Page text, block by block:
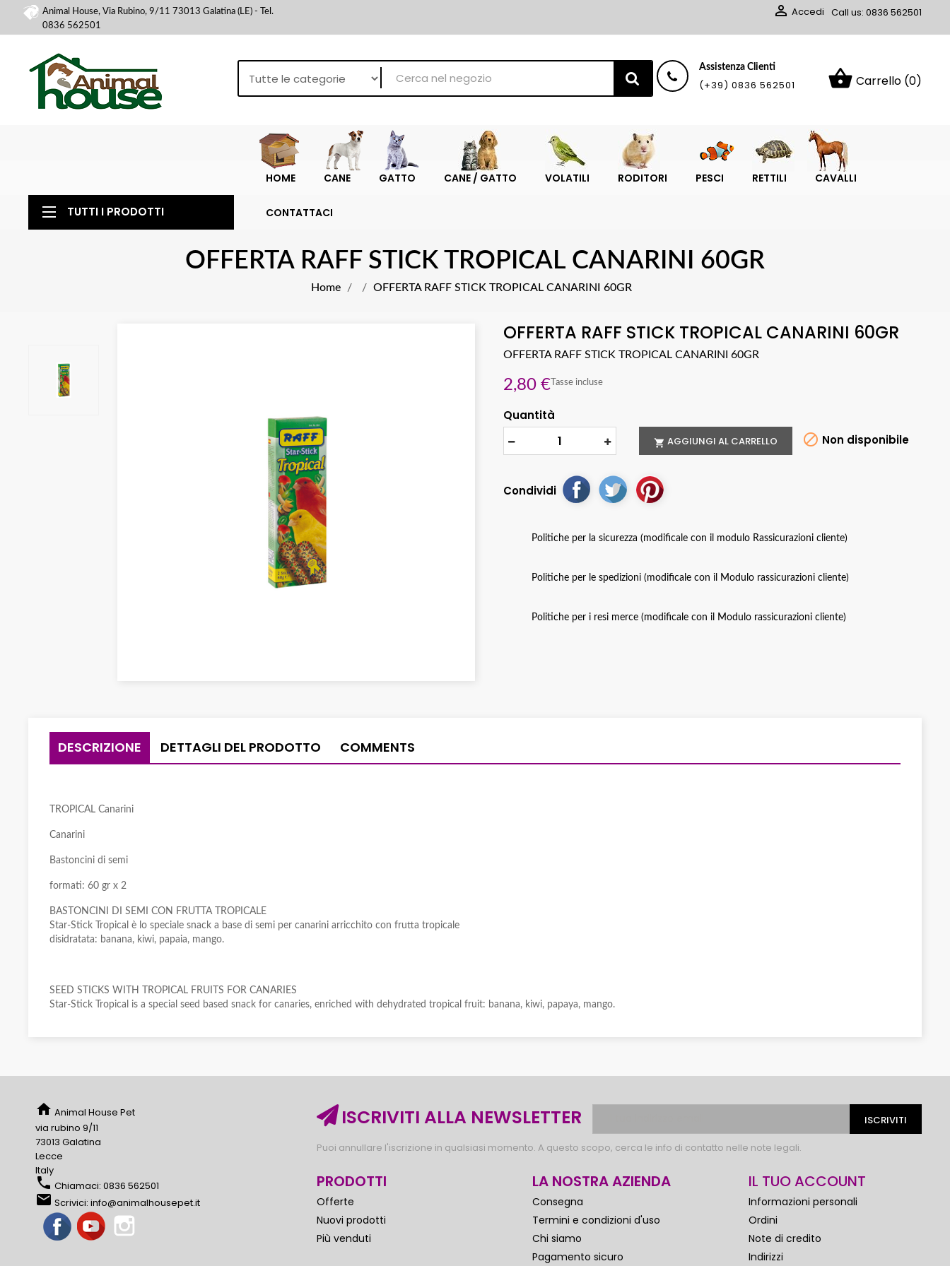
Animal House, Via Rubino, 9/11 73013 Galatina (LE) - Tel.
0836 562501
 Accedi Call us: 0836 562501
shopping_basket Carrello (0)
Assistenza Clienti
(+39) 0836 562501
HOME CANE GATTO CANE / GATTO VOLATILI RODITORI PESCI RETTILI CAVALLI
CONTATTACI
TUTTI I PRODOTTI
OFFERTA RAFF STICK TROPICAL CANARINI 60GR
Home OFFERTA RAFF STICK TROPICAL CANARINI 60GR
OFFERTA RAFF STICK TROPICAL CANARINI 60GR
OFFERTA RAFF STICK TROPICAL CANARINI 60GR
2,80 € Tasse incluse
Quantità
 AGGIUNGI AL CARRELLO  Non disponibile
Condividi
Politiche per la sicurezza (modificale con il modulo Rassicurazioni cliente)
Politiche per le spedizioni (modificale con il Modulo rassicurazioni cliente)
Politiche per i resi merce (modificale con il Modulo rassicurazioni cliente)
DESCRIZIONE DETTAGLI DEL PRODOTTO COMMENTS
TROPICAL Canarini
Canarini
Bastoncini di semi
formati: 60 gr x 2
BASTONCINI DI SEMI CON FRUTTA TROPICALE
Star-Stick Tropical è lo speciale snack a base di semi per canarini arricchito con frutta tropicale
disidratata: banana, kiwi, papaia, mango.
SEED STICKS WITH TROPICAL FRUITS FOR CANARIES
Star-Stick Tropical is a special seed based snack for canaries, enriched with dehydrated tropical fruit: banana, kiwi, papaya, mango.
home Animal House Pet
via rubino 9/11
73013 Galatina
Lecce
Italy
phone Chiamaci: 0836 562501
email Scrivici: info@animalhousepet.it
FacebookYouTube
ISCRIVITI ALLA NEWSLETTER
Puoi annullare l'iscrizione in qualsiasi momento. A questo scopo, cerca le info di contatto nelle note legali.
PRODOTTI
Offerte
Nuovi prodotti
Più venduti
LA NOSTRA AZIENDA
Consegna
Termini e condizioni d'uso
Chi siamo
Pagamento sicuro
IL TUO ACCOUNT
Informazioni personali
Ordini
Note di credito
Indirizzi